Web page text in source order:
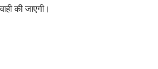
की जाएगी।